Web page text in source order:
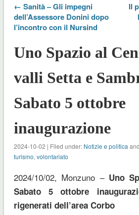
← Sanità – Gli impegni
dell’Assessore Donini dopo
l’incontro con il Nursind
Il
Uno Spazio al
valli Setta e
Sabato 5 ottobre
inaugurazione
2024-10-02 | Filed under: Notizie e politica
turismo, volontariato
2024/10/02, Monzuno – Uno
Sabato 5 ottobre
rigenerati dell’area Corbo